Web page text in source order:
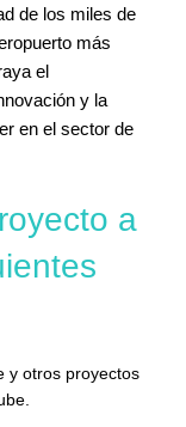
de los miles de
más
el
y la
en el sector de
a
y otros proyectos